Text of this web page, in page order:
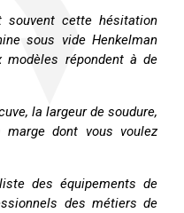
souvent cette hésitation
sous vide Henkelman
modèles répondent à de
la largeur de soudure,
dont vous voulez
des équipements de
des métiers de